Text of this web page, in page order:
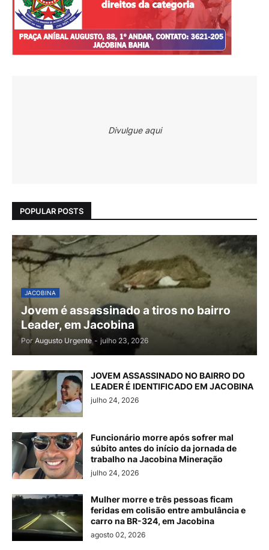
Divulgue aqui
POPULAR POSTS
JACOBINA
Jovem é assassinado a tiros no bairro
Leader, em Jacobina
Por Augusto Urgente - julho 23, 2026
JOVEM ASSASSINADO NO BAIRRO DO
LEADER É IDENTIFICADO EM JACOBINA
julho 24, 2026
Funcionário morre após sofrer mal
súbito antes do início da jornada de
trabalho na Jacobina Mineração
julho 24, 2026
Mulher morre e três pessoas ficam
feridas em colisão entre ambulância e
carro na BR-324, em Jacobina
agosto 02, 2026